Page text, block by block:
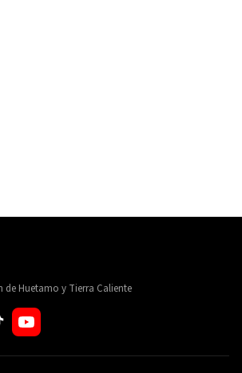
de Huetamo y Tierra Caliente